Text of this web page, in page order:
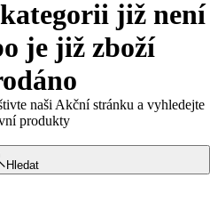
již není
je již zboží
naši Akční stránku a vyhledejte
produkty
Hledat